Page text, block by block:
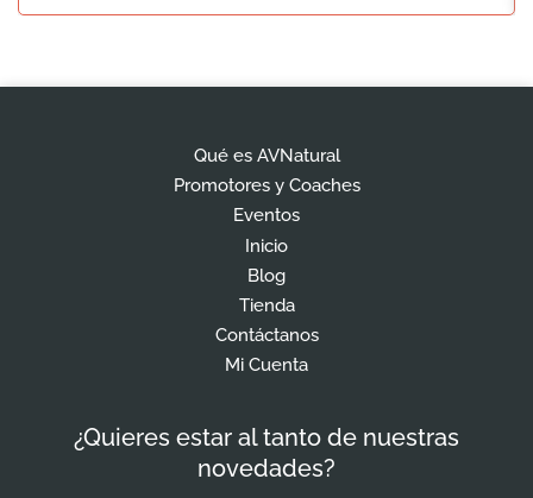
Qué es AVNatural
Promotores y Coaches
Eventos
Inicio
Blog
Tienda
Contáctanos
Mi Cuenta
¿Quieres estar al tanto de nuestras
novedades?